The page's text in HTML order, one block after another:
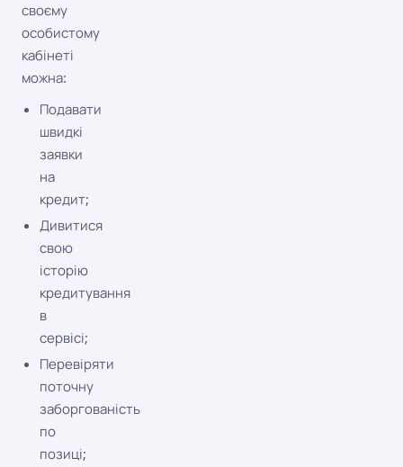
своєму
особистому
кабінеті
можна:
Подавати
швидкі
заявки
на
кредит;
Дивитися
свою
історію
кредитування
в
сервісі;
Перевіряти
поточну
заборгованість
по
позиці;